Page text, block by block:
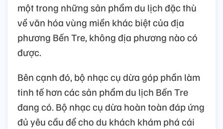
một trong những sản phẩm du lịch đặc thù
về văn hóa vùng miền khác biệt của địa
phương Bến Tre, không địa phương nào có
được.
Bên cạnh đó, bộ nhạc cụ dừa góp phần làm
tinh tế hơn các sản phẩm du lịch Bến Tre
đang có. Bộ nhạc cụ dừa hoàn toàn đáp ứng
đủ yêu cầu để cho du khách khám phá cái